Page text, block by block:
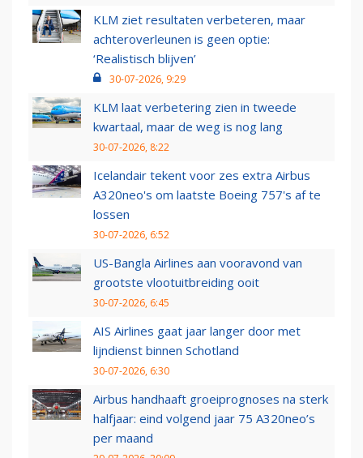
KLM ziet resultaten verbeteren, maar
achteroverleunen is geen optie:
‘Realistisch blijven’
30-07-2026, 9:29
KLM laat verbetering zien in tweede
kwartaal, maar de weg is nog lang
30-07-2026, 8:22
Icelandair tekent voor zes extra Airbus
A320neo's om laatste Boeing 757's af te
lossen
30-07-2026, 6:52
US-Bangla Airlines aan vooravond van
grootste vlootuitbreiding ooit
30-07-2026, 6:45
AIS Airlines gaat jaar langer door met
lijndienst binnen Schotland
30-07-2026, 6:30
Airbus handhaaft groeiprognoses na sterk
halfjaar: eind volgend jaar 75 A320neo’s
per maand